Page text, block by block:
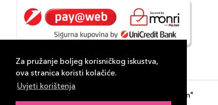
Za pružanje boljeg korisničkog iskustva,
ova stranica koristi kolačiće.
Uvjeti korištenja
- "DP Lux Distribution"